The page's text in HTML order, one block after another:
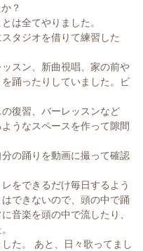
？
は全てやりました。
タジオを借りて練習した
スン、新曲視唱、家の前や
踊ったりしていました。ビ
復習、バーレッスンなど
うなスペースを作って隙間
の踊りを動画に撮って確認
をできるだけ毎日するよう
できないので、頭の中で踊
音楽を頭の中で流したり、
た。 あと、日々歌ってまし